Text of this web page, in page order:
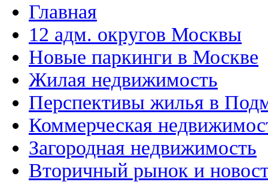
Главная
12 адм. округов Москвы
Новые паркинги в Москве
Жилая недвижимость
Перспективы жилья в
Коммерческая
Загородная недвижимость
Вторичный рынок и